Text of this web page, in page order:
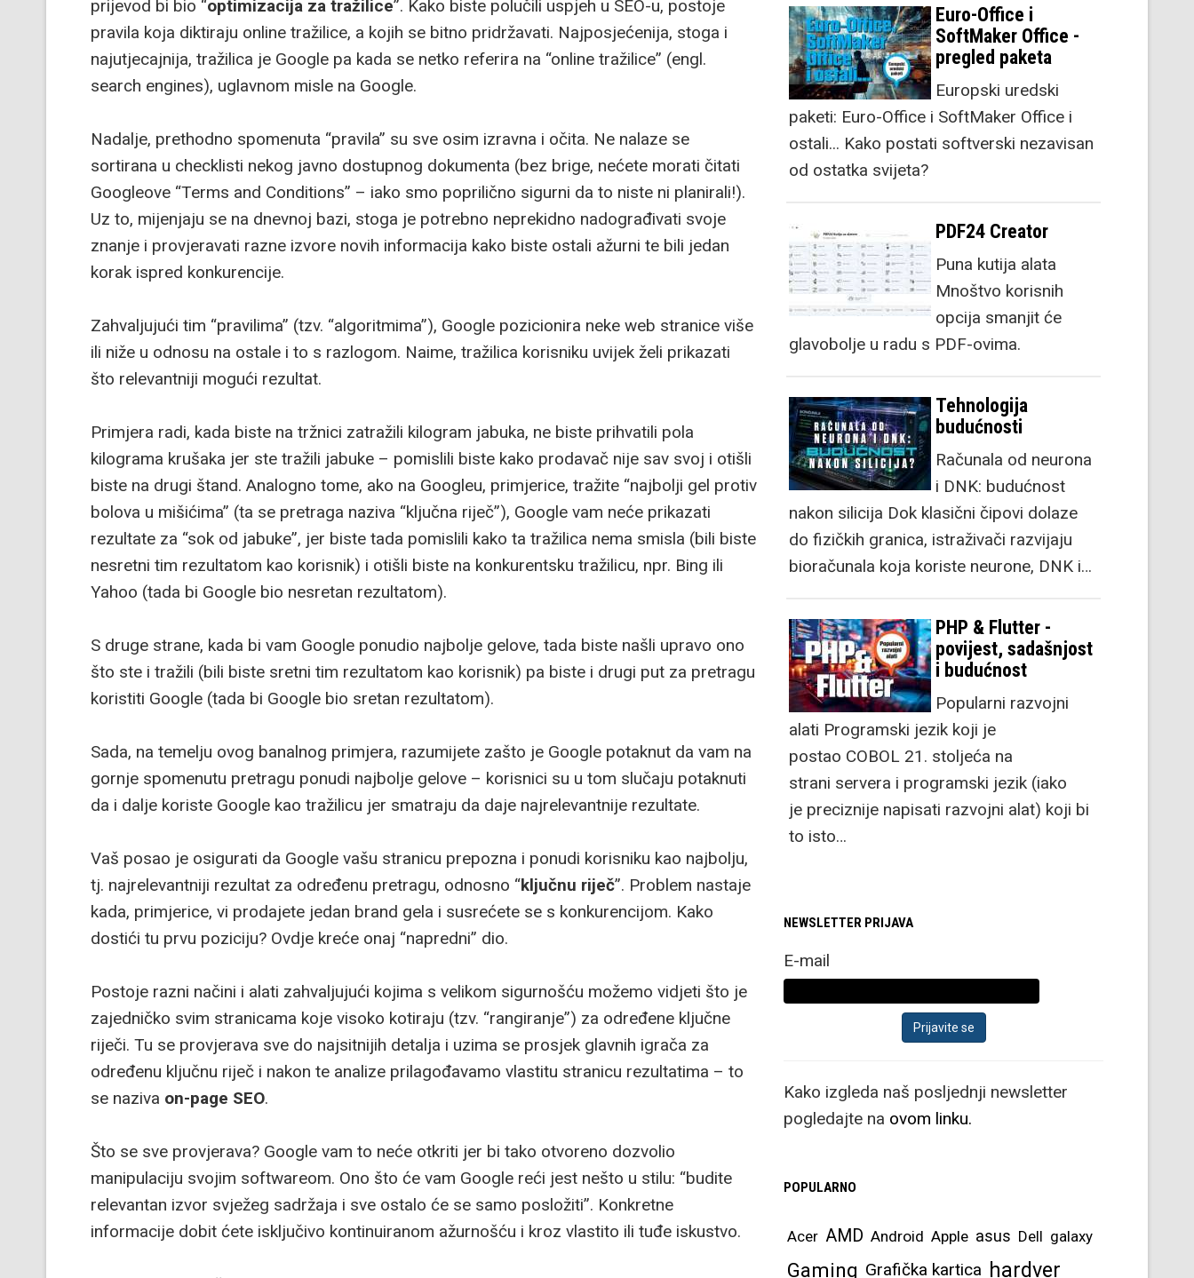
prijevod bi bio “optimizacija za tražilice”. Kako biste polučili uspjeh u SEO-u, postoje
pravila koja diktiraju online tražilice, a kojih se bitno pridržavati. Najposjećenija, stoga i
najutjecajnija, tražilica je Google pa kada se netko referira na “online tražilice” (engl.
search engines), uglavnom misle na Google.
Nadalje, prethodno spomenuta “pravila” su sve osim izravna i očita. Ne nalaze se
sortirana u checklisti nekog javno dostupnog dokumenta (bez brige, nećete morati čitati
Googleove “Terms and Conditions” – iako smo poprilično sigurni da to niste ni planirali!).
Uz to, mijenjaju se na dnevnoj bazi, stoga je potrebno neprekidno nadograđivati svoje
znanje i provjeravati razne izvore novih informacija kako biste ostali ažurni te bili jedan
korak ispred konkurencije.
Zahvaljujući tim “pravilima” (tzv. “algoritmima”), Google pozicionira neke web stranice više
ili niže u odnosu na ostale i to s razlogom. Naime, tražilica korisniku uvijek želi prikazati
što relevantniji mogući rezultat.
Primjera radi, kada biste na tržnici zatražili kilogram jabuka, ne biste prihvatili pola
kilograma krušaka jer ste tražili jabuke – pomislili biste kako prodavač nije sav svoj i otišli
biste na drugi štand. Analogno tome, ako na Googleu, primjerice, tražite “najbolji gel protiv
bolova u mišićima” (ta se pretraga naziva “ključna riječ”), Google vam neće prikazati
rezultate za “sok od jabuke”, jer biste tada pomislili kako ta tražilica nema smisla (bili biste
nesretni tim rezultatom kao korisnik) i otišli biste na konkurentsku tražilicu, npr. Bing ili
Yahoo (tada bi Google bio nesretan rezultatom).
S druge strane, kada bi vam Google ponudio najbolje gelove, tada biste našli upravo ono
što ste i tražili (bili biste sretni tim rezultatom kao korisnik) pa biste i drugi put za pretragu
koristiti Google (tada bi Google bio sretan rezultatom).
Sada, na temelju ovog banalnog primjera, razumijete zašto je Google potaknut da vam na
gornje spomenutu pretragu ponudi najbolje gelove – korisnici su u tom slučaju potaknuti
da i dalje koriste Google kao tražilicu jer smatraju da daje najrelevantnije rezultate.
Vaš posao je osigurati da Google vašu stranicu prepozna i ponudi korisniku kao najbolju,
tj. najrelevantniji rezultat za određenu pretragu, odnosno “ključnu riječ”. Problem nastaje
kada, primjerice, vi prodajete jedan brand gela i susrećete se s konkurencijom. Kako
dostići tu prvu poziciju? Ovdje kreće onaj “napredni” dio.
Postoje razni načini i alati zahvaljujući kojima s velikom sigurnošću možemo vidjeti što je
zajedničko svim stranicama koje visoko kotiraju (tzv. “rangiranje”) za određene ključne
riječi. Tu se provjerava sve do najsitnijih detalja i uzima se prosjek glavnih igrača za
određenu ključnu riječ i nakon te analize prilagođavamo vlastitu stranicu rezultatima – to
se naziva on-page SEO.
Što se sve provjerava? Google vam to neće otkriti jer bi tako otvoreno dozvolio
manipulaciju svojim softwareom. Ono što će vam Google reći jest nešto u stilu: “budite
relevantan izvor svježeg sadržaja i sve ostalo će se samo posložiti”. Konkretne
informacije dobit ćete isključivo kontinuiranom ažurnošću i kroz vlastito ili tuđe iskustvo.
Euro-Office i
SoftMaker Office -
pregled paketa
Europski uredski
paketi: Euro-Office i SoftMaker Office i
ostali... Kako postati softverski nezavisan
od ostatka svijeta?
PDF24 Creator
Puna kutija alata
Mnoštvo korisnih
opcija smanjit će
glavobolje u radu s PDF-ovima.
Tehnologija
budućnosti
Računala od neurona
i DNK: budućnost
nakon silicija Dok klasični čipovi dolaze
do fizičkih granica, istraživači razvijaju
bioračunala koja koriste neurone, DNK i…
PHP & Flutter -
povijest, sadašnjost
i budućnost
Popularni razvojni
alati Programski jezik koji je
postao COBOL 21. stoljeća na
strani servera i programski jezik (iako
je preciznije napisati razvojni alat) koji bi
to isto…
NEWSLETTER PRIJAVA
E-mail
Kako izgleda naš posljednji newsletter
pogledajte na ovom linku.
POPULARNO
Acer AMD Android Apple asus Dell galaxy
Gaming Grafička kartica hardver